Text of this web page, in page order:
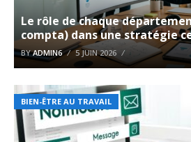
Le rôle de chaque
compta) dans une stratégie
BYADMIN6 5 JUIN 2026
BIEN-ÊTRE AU TRAVAIL